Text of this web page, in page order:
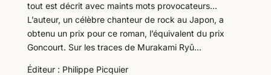
tout est décrit avec maints mots provocateurs…
L’auteur, un célèbre chanteur de rock au Japon, a
obtenu un prix pour ce roman, l’équivalent du prix
Goncourt. Sur les traces de Murakami Ryû…
Éditeur : Philippe Picquier